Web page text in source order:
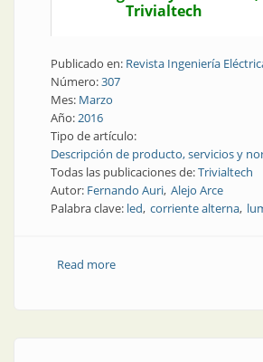
Trivialtech
Publicado en: Revista Ingeniería
Número:307
Mes: Marzo
Año:2016
Tipo de artículo:
Descripción de producto, servicios y
Todas las publicaciones de:Trivialtech
Autor: Fernando Auri Alejo Arce
Palabra clave: led corriente alterna
Read moreabout TEF | Luminaria led